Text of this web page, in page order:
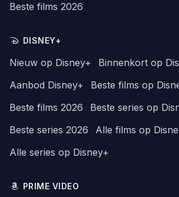
Beste films 2026
DISNEY+
Nieuw op Disney+
Binnenkort op
Aanbod Disney+
Beste films op
Beste films 2026
Beste series op
Beste series 2026
Alle films op
Alle series op Disney+
PRIME VIDEO